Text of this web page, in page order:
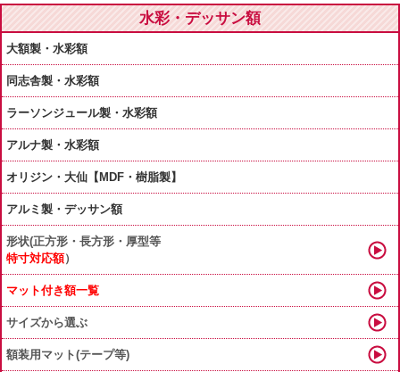
水彩・デッサン額
大額製・水彩額
同志舎製・水彩額
ラーソンジュール製・水彩額
アルナ製・水彩額
オリジン・大仙【MDF・樹脂製】
アルミ製・デッサン額
形状(正方形・長方形・厚型等
特寸対応額）
マット付き額一覧
サイズから選ぶ
額装用マット(テープ等)